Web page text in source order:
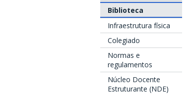
Biblioteca
Infraestrutura física
Colegiado
Normas e
regulamentos
Núcleo Docente
Estruturante (NDE)